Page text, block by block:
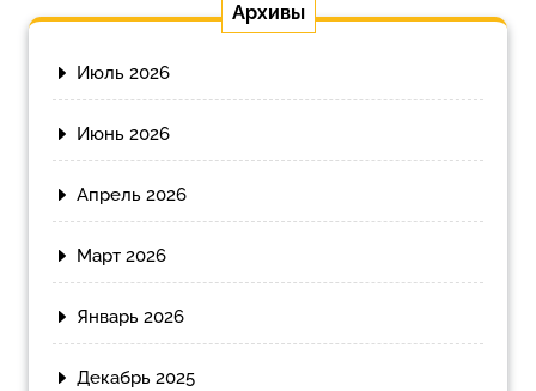
Архивы
Июль 2026
Июнь 2026
Апрель 2026
Март 2026
Январь 2026
Декабрь 2025